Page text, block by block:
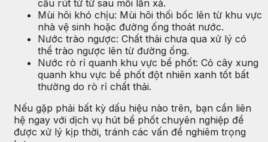
cầu rút từ từ sau mỗi lần xả.
Mùi hôi khó chịu: Mùi hôi thối bốc lên từ khu vực
nhà vệ sinh hoặc đường ống thoát nước.
Nước trào ngược: Chất thải chưa qua xử lý có
thể trào ngược lên từ đường ống.
Nước rò rỉ quanh khu vực bể phốt: Cỏ cây xung
quanh khu vực bể phốt đột nhiên xanh tốt bất
thường do rò rỉ chất thải.
Nếu gặp phải bất kỳ dấu hiệu nào trên, bạn cần liên
hệ ngay với dịch vụ hút bể phốt chuyên nghiệp để
được xử lý kịp thời, tránh các vấn đề nghiêm trọng